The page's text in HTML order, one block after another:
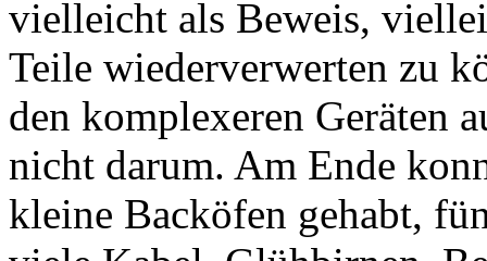
vielleicht als Beweis,
Teile wiederverwerten zu
den komplexeren Geräten
nicht darum. Am Ende
kleine Backöfen gehabt,